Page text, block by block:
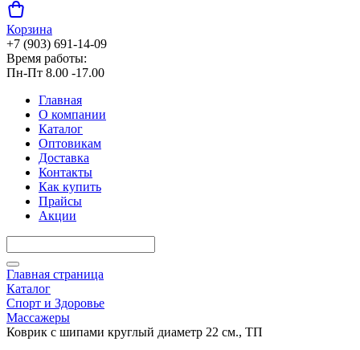
Корзина
+7 (903) 691-14-09
Время работы:
Пн-Пт 8.00 -17.00
Главная
О компании
Каталог
Оптовикам
Доставка
Контакты
Как купить
Прайсы
Акции
Главная страница
Каталог
Спорт и Здоровье
Массажеры
Коврик с шипами круглый диаметр 22 см., ТП